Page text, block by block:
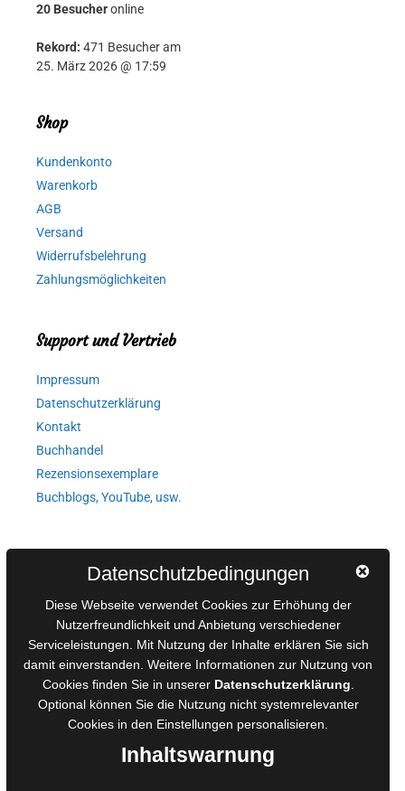
20 Besucheronline
Rekord: 471 Besucher am
25. März 2026 @ 17:59
Shop
Kundenkonto
Warenkorb
AGB
Versand
Widerrufsbelehrung
Zahlungsmöglichkeiten
Support und Vertrieb
Impressum
Datenschutzerklärung
Kontakt
Buchhandel
Rezensionsexemplare
Buchblogs, YouTube, usw.
AGB für Medienprojekte
Online-Artikel
Manuskripte einreichen
Ausschreibungen
Belegexemplare
Eigenbedarfsexemplare
Datenschutzbedingungen
Diese Webseite verwendet Cookies zur Erhöhung der
Nutzerfreundlichkeit und Anbietung verschiedener
Serviceleistungen. Mit Nutzung der Inhalte erklären Sie sich
damit einverstanden. Weitere Informationen zur Nutzung von
Cookies finden Sie in unserer Datenschutzerklärung
Optional können Sie die Nutzung nicht systemrelevanter
Cookies in den Einstellungen personalisieren.
Inhaltswarnung